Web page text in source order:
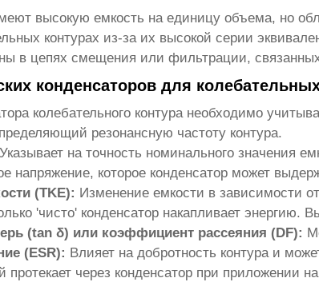
высокую емкость на единицу объема, но
контурах из-за их высокой серии
в цепях смещения или фильтрации,
конденсаторов для
колебательного контуранеобходимо
резонансную частоту контура.
Указывает на точность номинального значения
напряжение, которое конденсатор может
(TKE): Изменение емкости в зависимости
'чисто' конденсатор накапливает энергию.
(tan δ) или коэффициент рассеяния (DF):
(ESR): Влияет на добротность контура и
протекает через конденсатор при приложении